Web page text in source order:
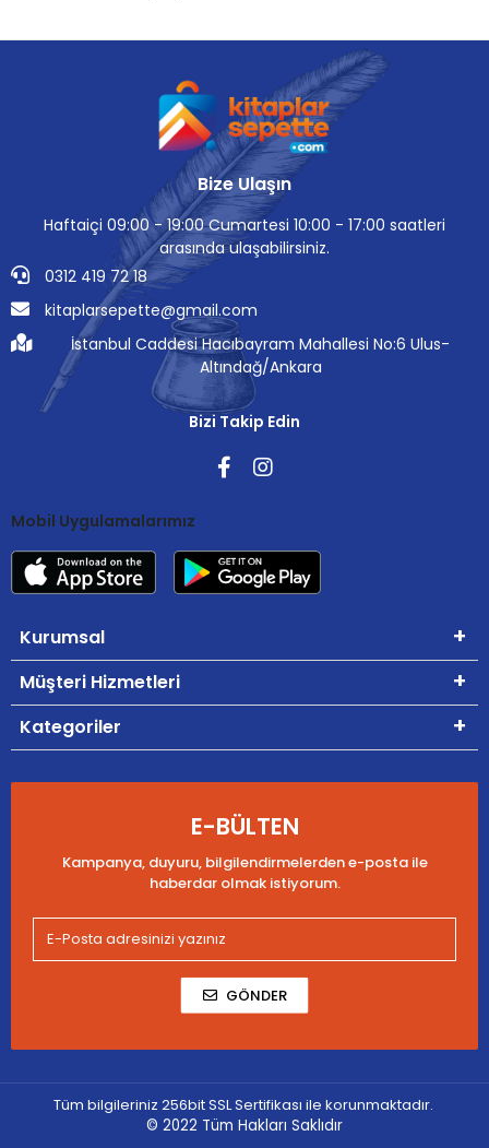
Bize Ulaşın
Haftaiçi 09:00 - 19:00 Cumartesi 10:00 - 17:00 saatleri
arasında ulaşabilirsiniz.
0312 419 72 18
kitaplarsepette@gmail.com
İstanbul Caddesi Hacıbayram Mahallesi No:6 Ulus-
Altındağ/Ankara
Bizi Takip Edin
Mobil Uygulamalarımız
Kurumsal
Müşteri Hizmetleri
Kategoriler
E-BÜLTEN
Kampanya, duyuru, bilgilendirmelerden e-posta ile
haberdar olmak istiyorum.
GÖNDER
Tüm bilgileriniz 256bit SSL Sertifikası ile korunmaktadır.
© 2022 Tüm Hakları Saklıdır